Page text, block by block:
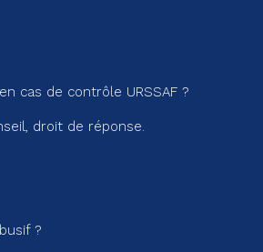
cas de contrôle URSSAF ?
droit de réponse.
?